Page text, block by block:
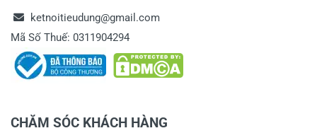
ketnoitieudung@gmail.com
Mã Số Thuế: 0311904294
CHĂM SÓC KHÁCH HÀNG